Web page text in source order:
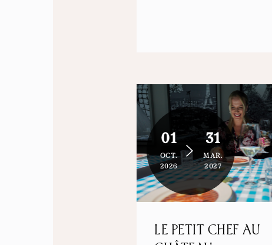
01
OCT.
2026
31
MAR.
2027
LE PETIT CHEF AU